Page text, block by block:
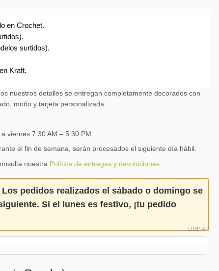
en Crochet.
surtidos).
Kraft.
nuestros detalles se entregan completamente decorados con
moño y tarjeta personalizada.
viernes 7:30 AM – 5:30 PM
el fin de semana, serán procesados el siguiente día hábil.
nuestra Política de entregas y devoluciones
Los pedidos realizados el sábado o domingo se
. Si el lunes es festivo, ¡tu pedido
LIMPIAR